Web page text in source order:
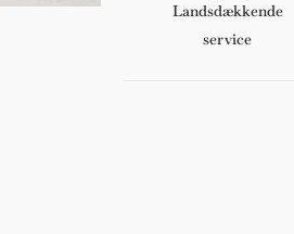
Landsdækkende
service